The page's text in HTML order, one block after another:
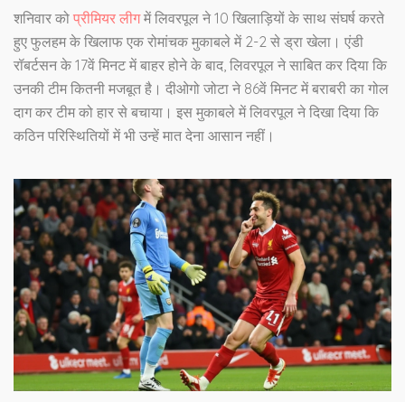
शनिवार को प्रीमियर लीगमें लिवरपूल ने 10 खिलाड़ियों के साथ संघर्ष करते
हुए फुलहम के खिलाफ एक रोमांचक मुकाबले में 2-2 से ड्रा खेला। एंडी
रॉबर्टसन के 17वें मिनट में बाहर होने के बाद, लिवरपूल ने साबित कर दिया कि
उनकी टीम कितनी मजबूत है। दीओगो जोटा ने 86वें मिनट में बराबरी का गोल
दाग कर टीम को हार से बचाया। इस मुकाबले में लिवरपूल ने दिखा दिया कि
कठिन परिस्थितियों में भी उन्हें मात देना आसान नहीं।